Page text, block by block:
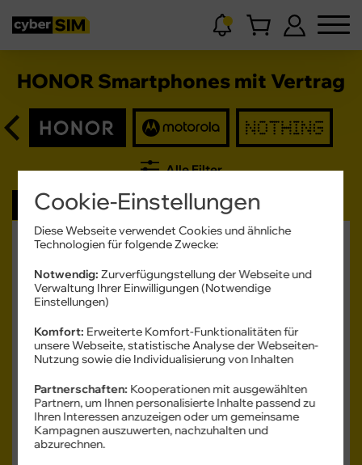
HONOR Smartphones mit Vertrag
Alle Filter
Neu
HONOR
Cookie-Einstellungen
Diese Webseite verwendet Cookies und ähnliche
Technologien für folgende Zwecke:
Notwendig: Zurverfügungstellung der Webseite und
Verwaltung Ihrer Einwilligungen (Notwendige
Einstellungen)
Komfort: Erweiterte Komfort-Funktionalitäten für
unsere Webseite, statistische Analyse der Webseiten-
Nutzung sowie die Individualisierung von Inhalten
Partnerschaften: Kooperationen mit ausgewählten
Partnern, um Ihnen personalisierte Inhalte passend zu
Ihren Interessen anzuzeigen oder um gemeinsame
Kampagnen auszuwerten, nachzuhalten und
abzurechnen.